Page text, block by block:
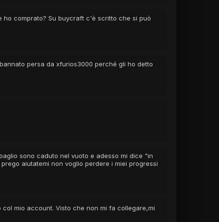
comprato? Su buycraft c'è scritto che si può
persa da xfurios3000 perché gli ho detto
sono caduto nel vuoto e adesso mi dice "in
aiutatemi non voglio perdere i miei progressi
mio account. Visto che non mi fa collegare,mi